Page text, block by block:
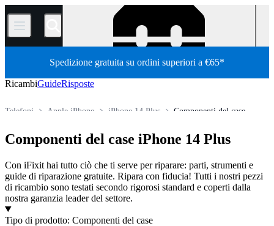
/
Spedizione gratuita su ordini superiori a €65*
RicambiGuideRisposte
Componenti del case
iPhone 14 Plus
Apple iPhone
Telefoni
Componenti del case iPhone 14 Plus
Con iFixit hai tutto ciò che ti serve per riparare: parti, strumenti e
guide di riparazione gratuite. Ripara con fiducia! Tutti i nostri pezzi
di ricambio sono testati secondo rigorosi standard e coperti dalla
nostra garanzia leader del settore.
Prodotti
Tipo di prodotto: Componenti del case